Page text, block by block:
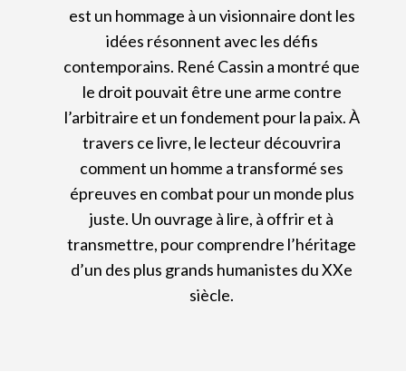
est un hommage à un visionnaire dont les
idées résonnent avec les défis
contemporains. René Cassin a montré que
le droit pouvait être une arme contre
l’arbitraire et un fondement pour la paix. À
travers ce livre, le lecteur découvrira
comment un homme a transformé ses
épreuves en combat pour un monde plus
juste. Un ouvrage à lire, à offrir et à
transmettre, pour comprendre l’héritage
d’un des plus grands humanistes du XXe
siècle.